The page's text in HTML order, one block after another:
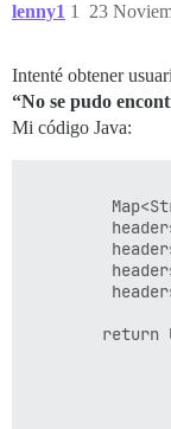
lenny1 23
1
Intenté obtener
“No se pudo
Mi código Java: